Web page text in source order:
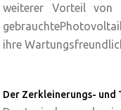
weiterer Vorteil von
ihre
Der Zerkleinerungs- und